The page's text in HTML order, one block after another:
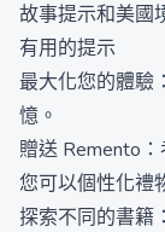
故事提示和美國
有用的提示
最大化您的體驗
憶。
贈送 Remento
您可以個性化禮
探索不同的書籍